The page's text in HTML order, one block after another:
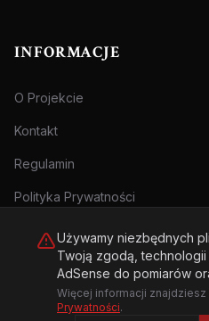
INFORMACJE
O Projekcie
Kontakt
Regulamin
Polityka Prywatności
© 2026 Archiwum Zbrodni -
Treści przeznaczone
Używamy niezbędnych
Twoją zgodą,
AdSense do pomiarów
Więcej informacji znajdziesz
Prywatności.